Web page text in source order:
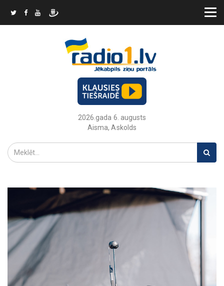
2026.gada 6. augusts
Aisma, Askolds